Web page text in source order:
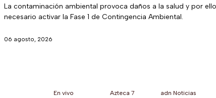
La contaminación ambiental provoca daños a la salud y por
necesario activar la Fase 1 de Contingencia Ambiental.
06 agosto, 2026
En vivo Azteca 7 adn Noticias